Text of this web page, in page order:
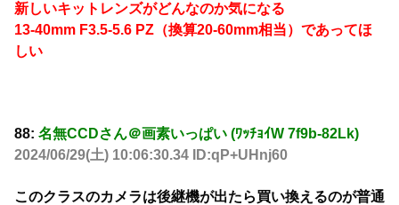
新しいキットレンズがどんなのか気になる
13-40mm F3.5-5.6 PZ（換算20-60mm相当）であってほ
しい
88: 名無CCDさん＠画素いっぱい (ﾜｯﾁｮｲW 7f9b-82Lk)
2024/06/29(土) 10:06:30.34 ID:qP+UHnj60
このクラスのカメラは後継機が出たら買い換えるのが普通